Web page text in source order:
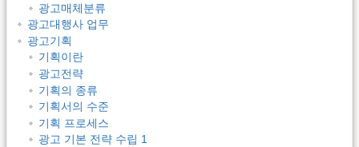
광고매체분류
광고대행사 업무
광고기획
기획이란
광고전략
기획의 종류
기획서의 수준
기획 프로세스
광고 기본 전략 수립 1